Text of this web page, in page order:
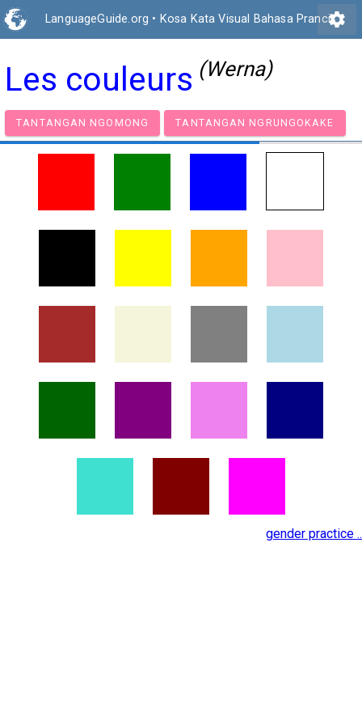
LanguageGuide.org • Kosa Kata Visual Bahasa Prancissettings
Les couleurs (Werna)
TANTANGAN NGOMONG TANTANGAN
gender practice ..